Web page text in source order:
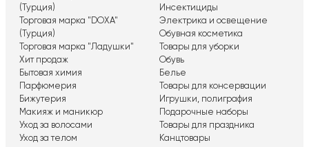
(Турция)
Торговая марка "DOXA"
(Турция)
Торговая марка "Ладушки"
Хит продаж
Бытовая химия
Парфюмерия
Бижутерия
Макияж и маникюр
Уход за волосами
Уход за телом
Инсектициды
Электрика и освещение
Обувная косметика
Товары для уборки
Обувь
Белье
Товары для консервации
Игрушки, полиграфия
Подарочные наборы
Товары для праздника
Канцтовары